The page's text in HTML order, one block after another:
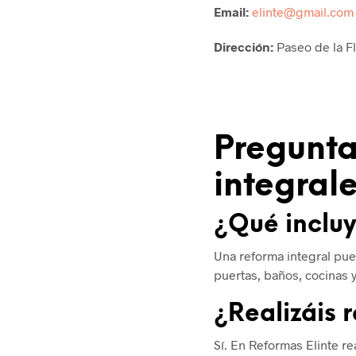
Email: elinte@gmail.com
Dirección: Paseo de la
¿Qué
Una reforma integral
puertas, baños, cocinas
¿Realizáis
Sí. En Reformas Elinte